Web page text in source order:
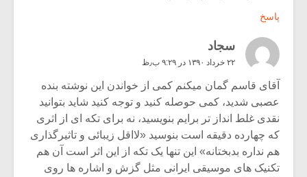
پاسخ
سجاد
۲۲ خرداد ۱۳۹۰ در ۹:۲۹ ب٫ظ
آقای قاسم گمان میکنم کمی از خواندن این نوشته بنده
عصبی شدید، کمی حوصله کنید و توجه کنید شاید بتوانید
نقدی غلط انداز تر برایم بنویسید، نه برای تکه ای از اثری
که چهارده دقیقه است بنوسید «لااقل زیبائی و تاثیرگذاری
هم نداره بدبختانه» این تنها یک تکه از این اثر است آن هم
تکنیک های موسیقی ایرانی مثل گزش و اشاره ها روی